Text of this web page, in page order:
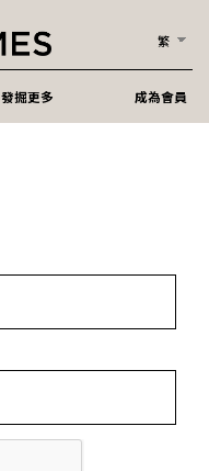
繁
發掘更多 成為會員